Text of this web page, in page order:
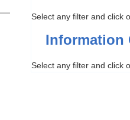
Select any filter and click
Information
Select any filter and click